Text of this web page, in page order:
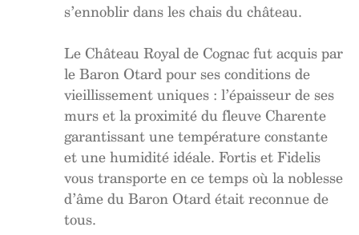
s’ennoblir dans les chais du château.
Le Château Royal de Cognac fut acquis par
le Baron Otard pour ses conditions de
vieillissement uniques : l’épaisseur de ses
murs et la proximité du fleuve Charente
garantissant une température constante
et une humidité idéale. Fortis et Fidelis
vous transporte en ce temps où la noblesse
d’âme du Baron Otard était reconnue de
tous.